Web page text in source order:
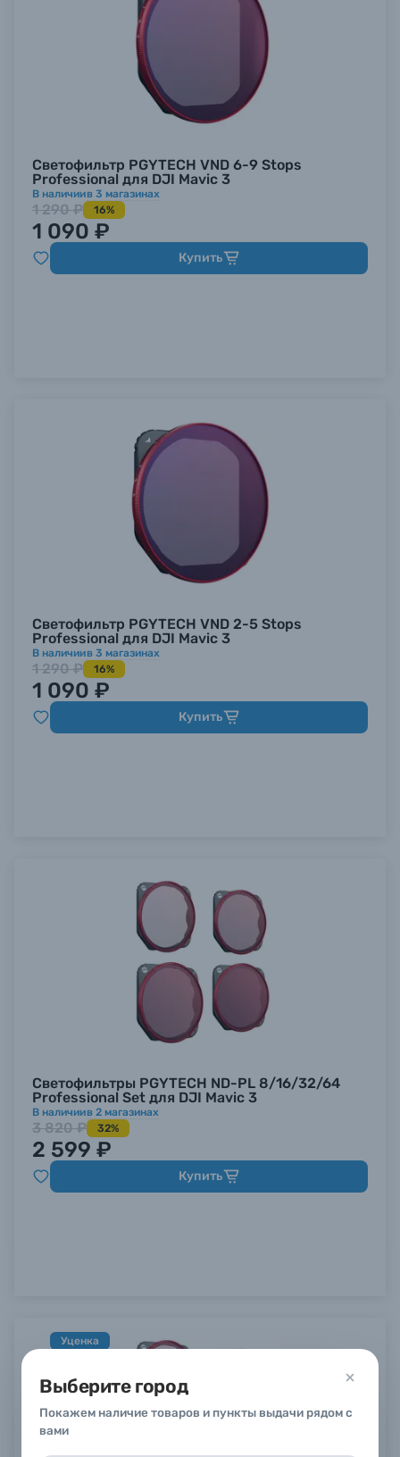
Выберите город
Покажем наличие товаров и пункты выдачи рядом с
вами
Светофильтр PGYTECH VND 6-9 Stops
Professional для DJI Mavic 3
В наличиив 3 магазинах
1 290 ₽ 16%
1 090 ₽
Купить
Светофильтр PGYTECH VND 2-5 Stops
Professional для DJI Mavic 3
В наличиив 3 магазинах
1 290 ₽ 16%
1 090 ₽
Купить
Светофильтры PGYTECH ND-PL 8/16/32/64
Professional Set для DJI Mavic 3
В наличиив 2 магазинах
3 820 ₽ 32%
2 599 ₽
Купить
Уценка